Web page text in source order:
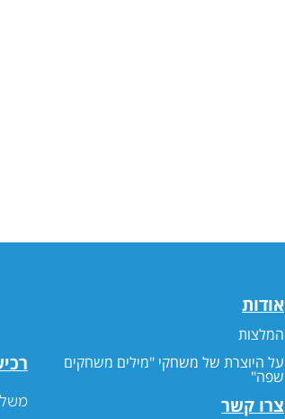
אודות
המלצות
על היוצרת של משחקי "מילים משחקים
שפה"
צרו קשר